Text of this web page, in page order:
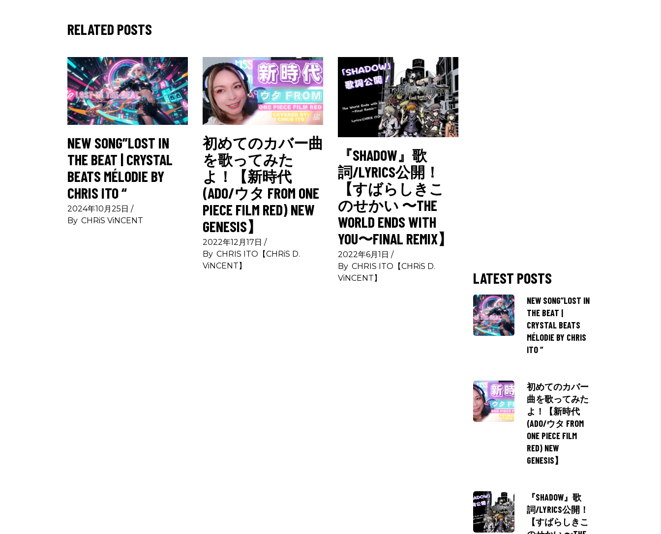
RELATED POSTS
NEW SONG”LOST IN
THE BEAT | CRYSTAL
BEATS MÉLODIE BY
CHRIS ITO “
2024年10月25日
By CHRiS ViNCENT
初めてのカバー曲
を歌ってみた
よ！【新時代
(ADO/ウタ FROM ONE
PIECE FILM RED) NEW
GENESIS】
2022年12月17日
By CHRIS ITO【CHRiS D.
ViNCENT】
『SHADOW』歌
詞/LYRICS公開！
【すばらしきこ
のせかい 〜THE
WORLD ENDS WITH
YOU〜FINAL REMIX】
2022年6月1日
By CHRIS ITO【CHRiS D.
ViNCENT】
LATEST POSTS
NEW SONG”LOST IN
THE BEAT |
CRYSTAL BEATS
MÉLODIE BY CHRIS
ITO “
初めてのカバー
曲を歌ってみた
よ！【新時代
(ADO/ウタ FROM
ONE PIECE FILM
RED) NEW
GENESIS】
『SHADOW』歌
詞/LYRICS公開！
【すばらしきこ